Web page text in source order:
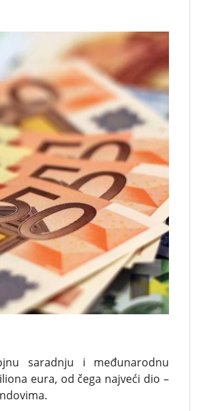
saradnju i međunarodnu
eura, od čega najveći dio –